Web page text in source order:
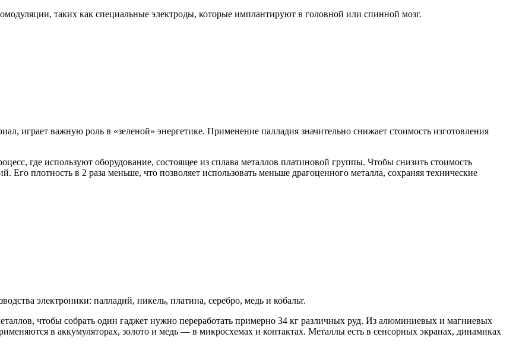
таких как специальные электроды, которые имплантируют в головной или спинной мозг.
играет важную роль в «зеленой» энергетике. Применение палладия значительно снижает стоимость изготовления
где используют оборудование, состоящее из сплава металлов платиновой группы. Чтобы снизить стоимость
Его плотность в 2 раза меньше, что позволяет использовать меньше драгоценного металла, сохраняя технические
электроники: палладий, никель, платина, серебро, медь и кобальт.
чтобы собрать один гаджет нужно переработать примерно 34 кг различных руд. Из алюминиевых и магниевых
в аккумуляторах, золото и медь — в микросхемах и контактах. Металлы есть в сенсорных экранах, динамиках